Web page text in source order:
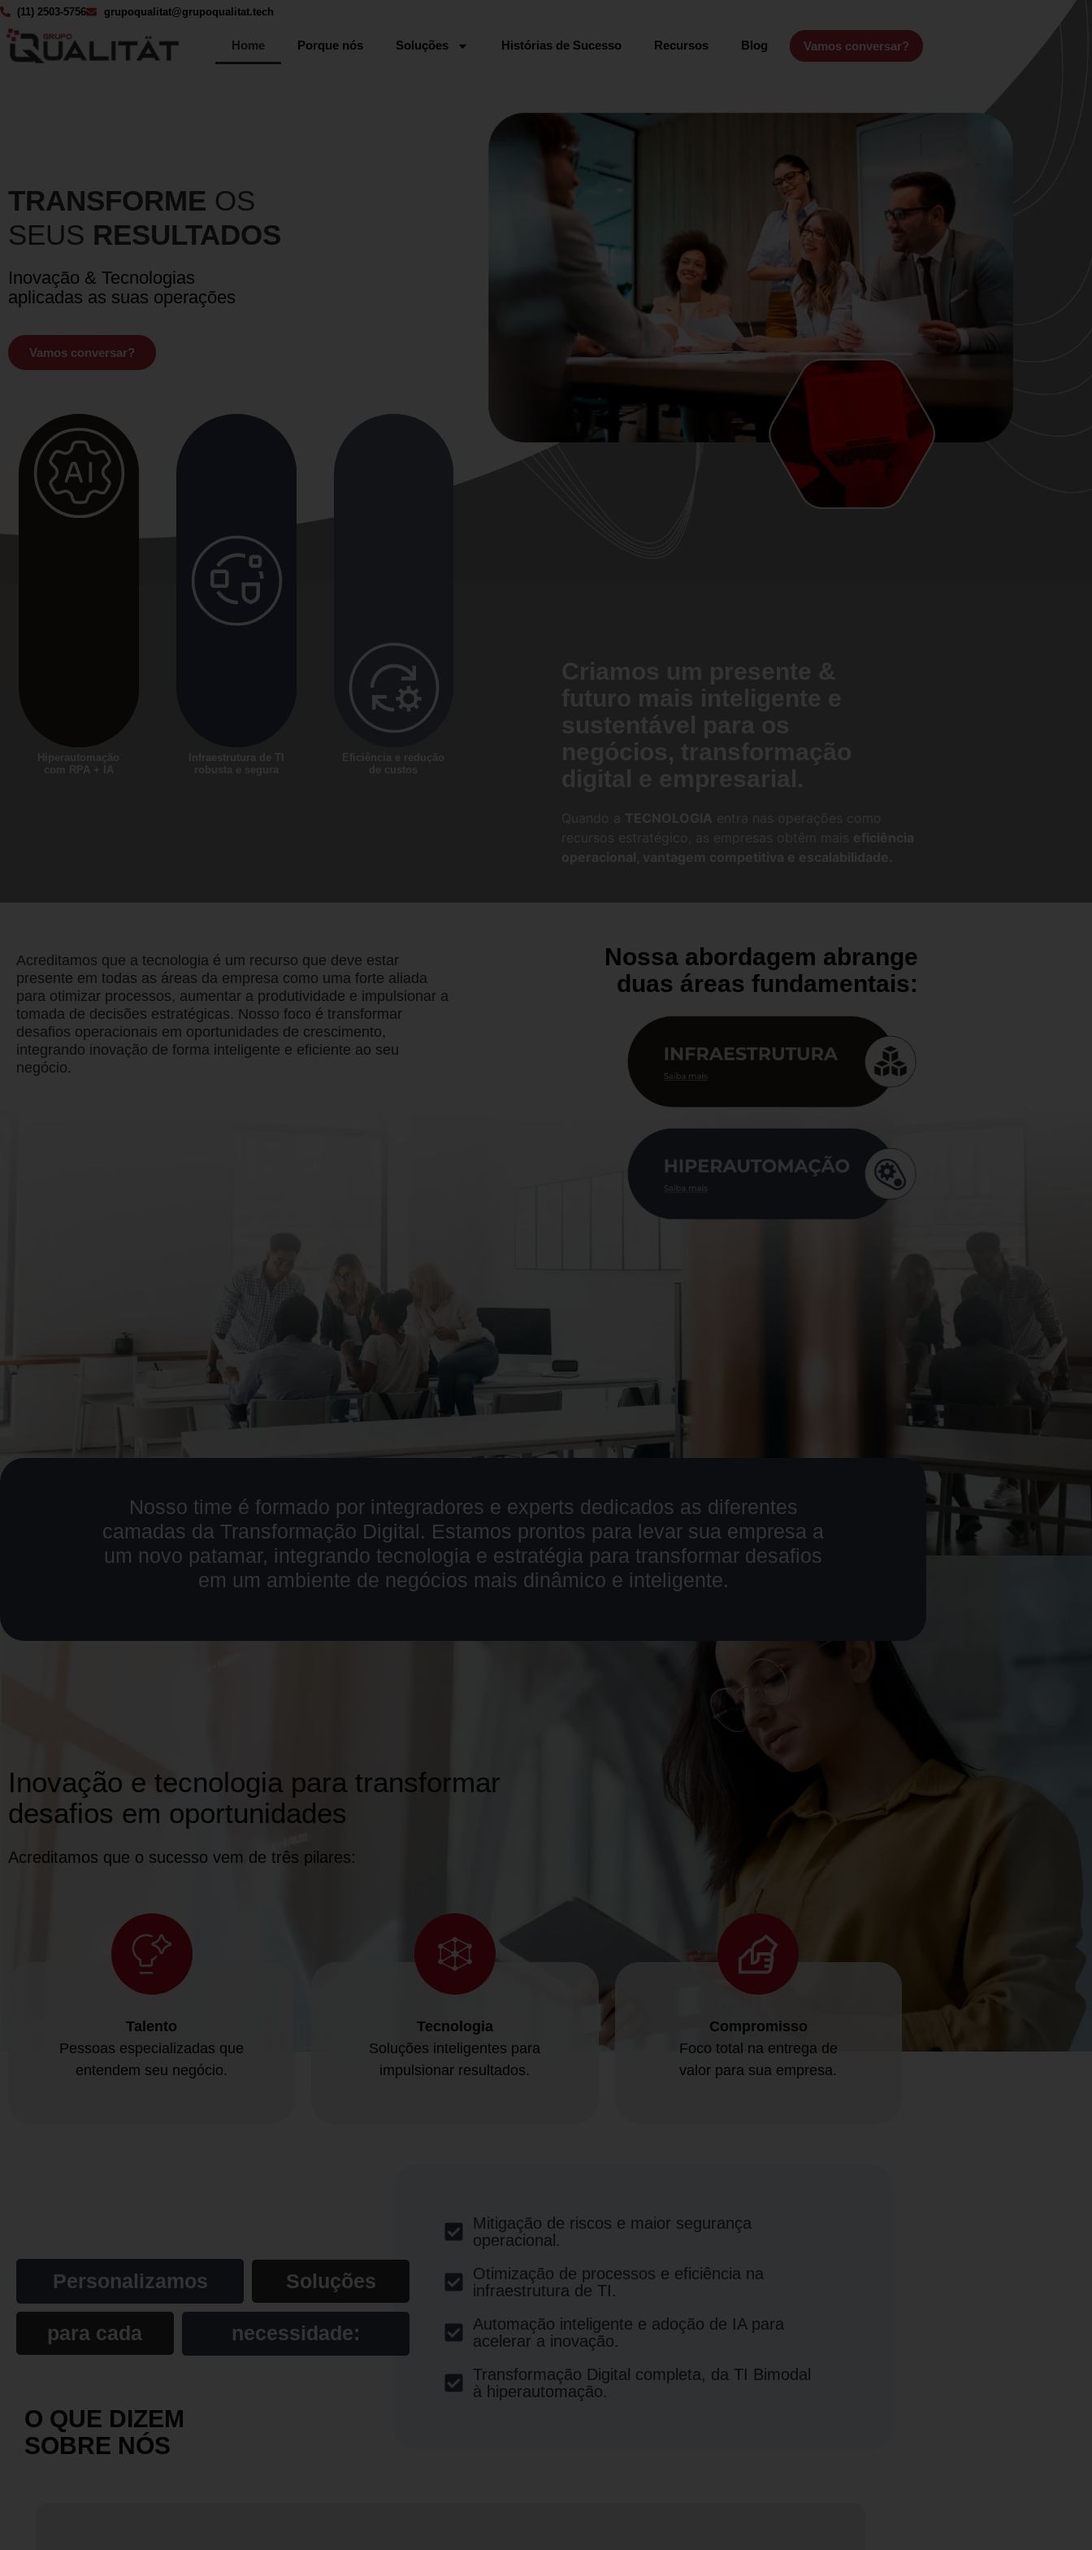
(11) 2503-5756 grupoqualitat@grupoqualitat.tech
Home Porque nós Soluções Histórias de Sucesso Recursos Blog Vamos conversar?
TRANSFORME OS
SEUS RESULTADOS
Inovação & Tecnologias
aplicadas as suas operações
Vamos conversar?
Acreditamos que a tecnologia é um recurso que deve estar
presente em todas as áreas da empresa como uma forte aliada
para otimizar processos, aumentar a produtividade e impulsionar a
tomada de decisões estratégicas. Nosso foco é transformar
desafios operacionais em oportunidades de crescimento,
integrando inovação de forma inteligente e eficiente ao seu
negócio.
Nossa abordagem abrange
duas áreas fundamentais:
Nosso time é formado por integradores e experts dedicados as diferentes
camadas da Transformação Digital. Estamos prontos para levar sua empresa a
um novo patamar, integrando tecnologia e estratégia para transformar desafios
em um ambiente de negócios mais dinâmico e inteligente.
Inovação e tecnologia para transformar
desafios em oportunidades
Acreditamos que o sucesso vem de três pilares:
Talento
Pessoas especializadas que
entendem seu negócio.
Tecnologia
Soluções inteligentes para
impulsionar resultados.
Compromisso
Foco total na entrega de
valor para sua empresa.
Personalizamos Soluções
para cada necessidade:
Mitigação de riscos e maior segurança
operacional.
Otimização de processos e eficiência na
infraestrutura de TI.
Automação inteligente e adoção de IA para
acelerar a inovação.
Transformação Digital completa, da TI Bimodal
à hiperautomação.
O QUE DIZEM
SOBRE NÓS